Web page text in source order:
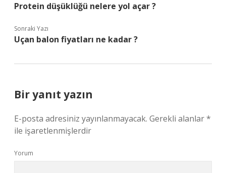
Protein düşüklüğü nelere yol açar ?
Sonraki Yazı
Uçan balon fiyatları ne kadar ?
Bir yanıt yazın
E-posta adresiniz yayınlanmayacak. Gerekli alanlar*
ile işaretlenmişlerdir
Yorum